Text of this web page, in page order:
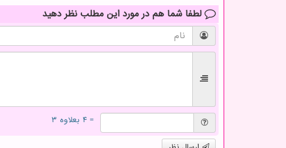
لطفا شما هم در مورد این مطلب نظر دهید
= ۴ بعلاوه ۳